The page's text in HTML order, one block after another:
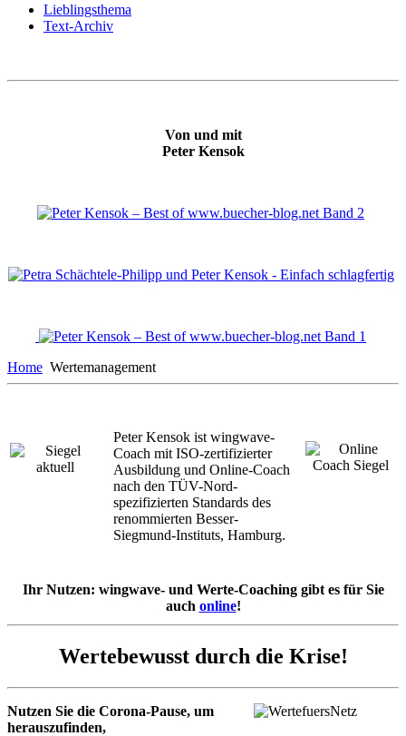
Lieblingsthema
Text-Archiv
Von und mit
Peter Kensok
Home Wertemanagement
Peter Kensok ist wingwave-
Coach mit ISO-zertifizierter
Ausbildung und Online-Coach
nach den TÜV-Nord-
spezifizierten Standards des
renommierten Besser-
Siegmund-Instituts, Hamburg.
Ihr Nutzen: wingwave- und Werte-Coaching gibt es für Sie
auch online!
Wertebewusst durch die Krise!
Nutzen Sie die Corona-Pause, um
herauszufinden,